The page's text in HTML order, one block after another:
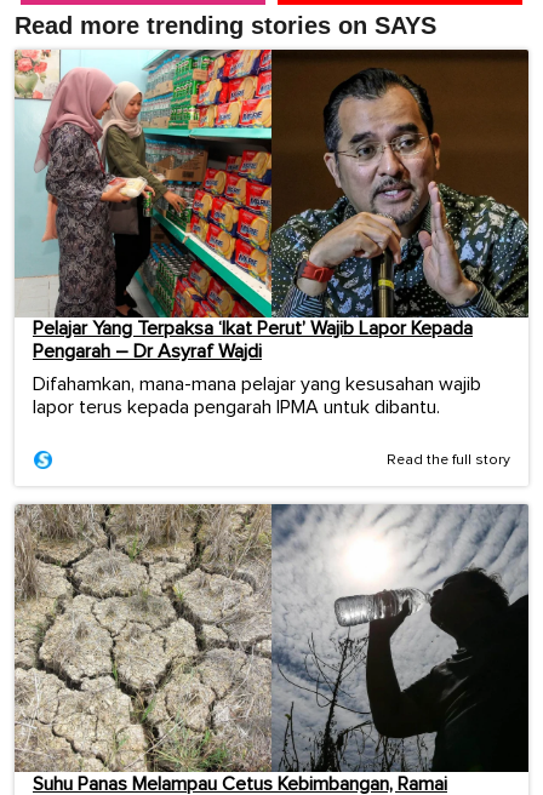
Read more trending stories on SAYS
Pelajar Yang Terpaksa ‘Ikat Perut’ Wajib Lapor Kepada
Pengarah – Dr Asyraf Wajdi
Difahamkan, mana-mana pelajar yang kesusahan wajib
lapor terus kepada pengarah IPMA untuk dibantu.
Read the full story
Suhu Panas Melampau Cetus Kebimbangan, Ramai